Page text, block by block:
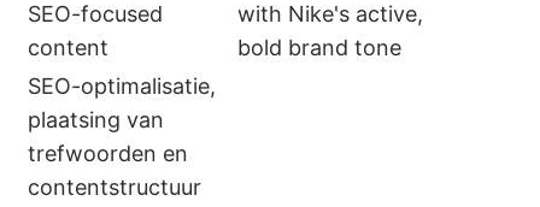
SEO-focused
content
with Nike's active,
bold brand tone
SEO-optimalisatie,
plaatsing van
trefwoorden en
contentstructuur